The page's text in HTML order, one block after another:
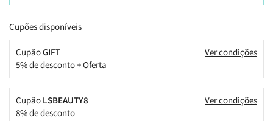
Cupões disponíveis
CupãoGIFT
5% de desconto + Oferta
Ver condições
CupãoLSBEAUTY8
8% de desconto
Ver condições